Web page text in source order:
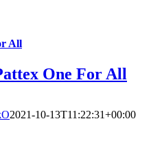
All
One For All
2021-10-13T11:22:31+00:00